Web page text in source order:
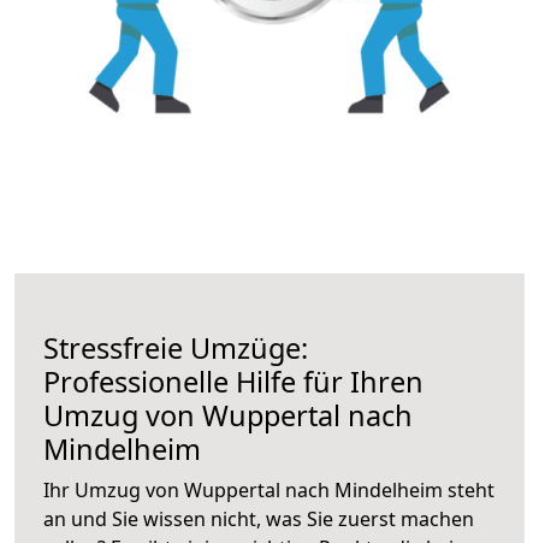
Stressfreie Umzüge:
Professionelle Hilfe für Ihren
Umzug von Wuppertal nach
Mindelheim
Ihr Umzug von Wuppertal nach Mindelheim steht
an und Sie wissen nicht, was Sie zuerst machen